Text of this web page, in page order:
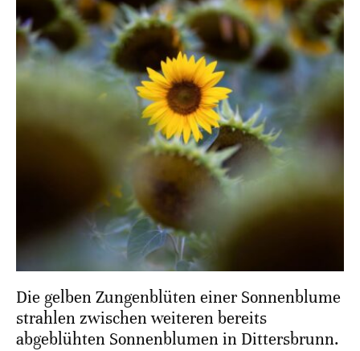
Die gelben Zungenblüten einer Sonnenblume
strahlen zwischen weiteren bereits
abgeblühten Sonnenblumen in Dittersbrunn.